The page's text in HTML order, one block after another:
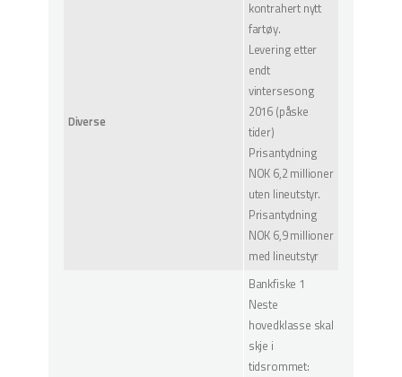
Diverse
kontrahert nytt
fartøy.
Levering etter
endt
vintersesong
2016 (påske
tider)
Prisantydning
NOK 6,2 millioner
uten lineutstyr.
Prisantydning
NOK 6,9 millioner
med lineutstyr
Bankfiske 1
Neste
hovedklasse skal
skje i
tidsrommet: